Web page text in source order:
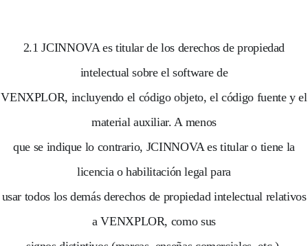
2.1 JCINNOVA es titular de los derechos de propiedad
intelectual sobre el software de
VENXPLOR, incluyendo el código objeto, el código fuente y el
material auxiliar. A menos
que se indique lo contrario, JCINNOVA es titular o tiene la
licencia o habilitación legal para
usar todos los demás derechos de propiedad intelectual relativos
a VENXPLOR, como sus